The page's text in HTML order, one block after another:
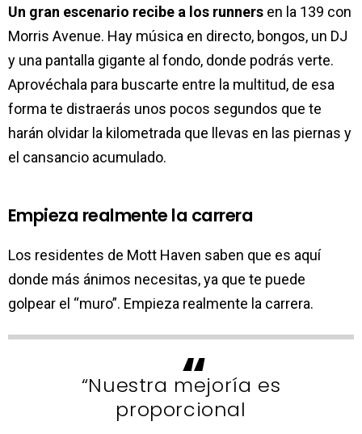
Un gran escenario recibe a los runners en la 139 con
Morris Avenue. Hay música en directo, bongos, un DJ
y una pantalla gigante al fondo, donde podrás verte.
Aprovéchala para buscarte entre la multitud, de esa
forma te distraerás unos pocos segundos que te
harán olvidar la kilometrada que llevas en las piernas y
el cansancio acumulado.
Empieza realmente la carrera
Los residentes de Mott Haven saben que es aquí
donde más ánimos necesitas, ya que te puede
golpear el “muro”. Empieza realmente la carrera.
“Nuestra mejoría es
proporcional